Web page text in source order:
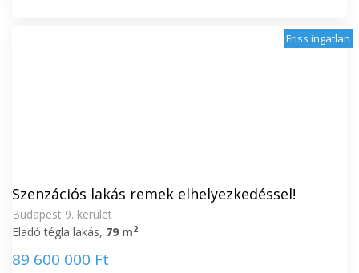
Friss ingatlan
Szenzációs lakás remek elhelyezkedéssel!
Budapest 9. kerület
Eladó tégla lakás, 79 m2
89 600 000 Ft